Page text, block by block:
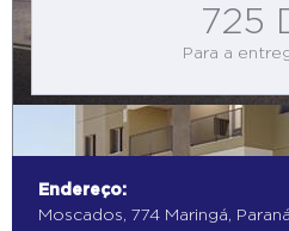
725
Para a
Endereço:
Moscados, 774 Maringá, Paraná